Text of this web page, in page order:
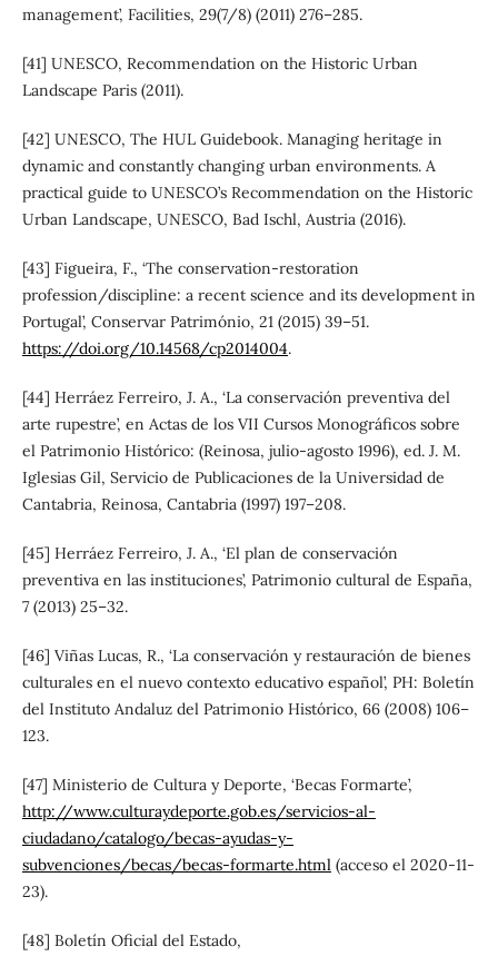
management’, Facilities, 29(7/8) (2011) 276–285.
[41] UNESCO, Recommendation on the Historic Urban
Landscape Paris (2011).
[42] UNESCO, The HUL Guidebook. Managing heritage in
dynamic and constantly changing urban environments. A
practical guide to UNESCO’s Recommendation on the Historic
Urban Landscape, UNESCO, Bad Ischl, Austria (2016).
[43] Figueira, F., ‘The conservation-restoration
profession/discipline: a recent science and its development in
Portugal’, Conservar Património, 21 (2015) 39–51.
https://doi.org/10.14568/cp2014004.
[44] Herráez Ferreiro, J. A., ‘La conservación preventiva del
arte rupestre’, en Actas de los VII Cursos Monográficos sobre
el Patrimonio Histórico: (Reinosa, julio-agosto 1996), ed. J. M.
Iglesias Gil, Servicio de Publicaciones de la Universidad de
Cantabria, Reinosa, Cantabria (1997) 197–208.
[45] Herráez Ferreiro, J. A., ‘El plan de conservación
preventiva en las instituciones’, Patrimonio cultural de España,
7 (2013) 25–32.
[46] Viñas Lucas, R., ‘La conservación y restauración de bienes
culturales en el nuevo contexto educativo español’, PH: Boletín
del Instituto Andaluz del Patrimonio Histórico, 66 (2008) 106–
123.
[47] Ministerio de Cultura y Deporte, ‘Becas Formarte’,
http://www.culturaydeporte.gob.es/servicios-al-
ciudadano/catalogo/becas-ayudas-y-
subvenciones/becas/becas-formarte.html(acceso el 2020-11-
23).
[48] Boletín Oficial del Estado,